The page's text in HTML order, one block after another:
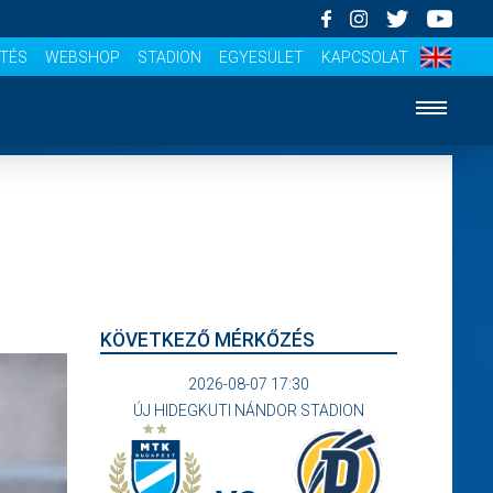
WEBSHOP STADION EGYESÜLET KAPCSOLAT
KÖVETKEZŐ MÉRKŐZÉS
2026-08-07 17:30
ÚJ HIDEGKUTI NÁNDOR STADION